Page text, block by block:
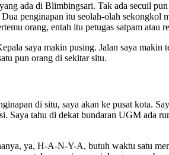
ada di Blimbingsari. Tak ada secuil
penginapan itu seolah-olah
orang, entah itu petugas satpam atau
saya makin pusing. Jalan saya makin
pun orang di sekitar situ.
di situ, saya akan ke pusat kota.
Saya tahu di dekat bundaran UGM ada
ya, H-A-N-Y-A, butuh waktu satu